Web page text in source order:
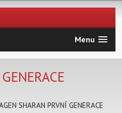
Menu
SHARAN PRVNÍ GENERACE